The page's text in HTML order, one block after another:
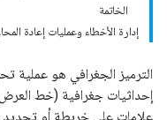
الخاتمة
إدارة الأخطاء وعمليات إعادة
الترميز الجغرافي هو عملية
إحداثيات جغرافية (خط
علامات على خريطة أو